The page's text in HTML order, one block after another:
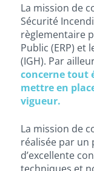
La mission de
Sécurité
règlementaire
Public (ERP) et
(IGH). Par
concerne tout
mettre en
vigueur.
La mission de
réalisée par un
d’excellente